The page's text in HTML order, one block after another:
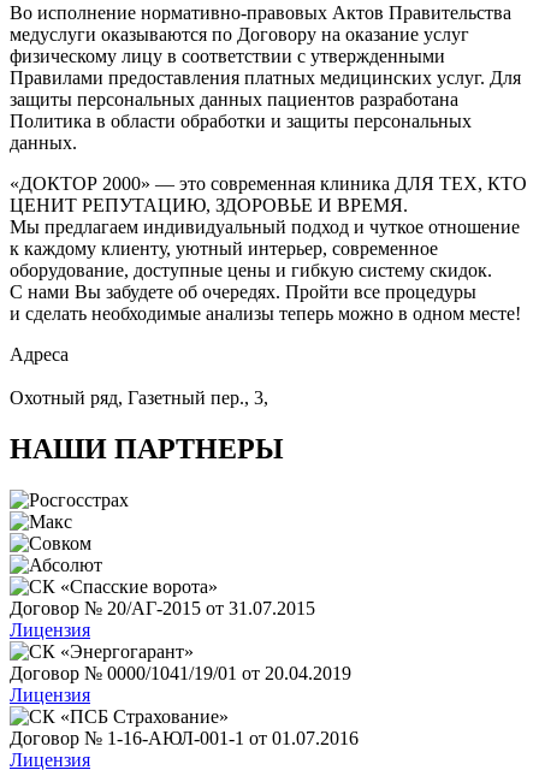
Во исполнение нормативно-правовых Актов Правительства
медуслуги оказываются по Договору на оказание услуг
физическому лицу в соответствии с утвержденными
Правилами предоставления платных медицинских услуг. Для
защиты персональных данных пациентов разработана
Политика в области обработки и защиты персональных
данных.
«ДОКТОР 2000» — это современная клиника ДЛЯ ТЕХ, КТО
ЦЕНИТ РЕПУТАЦИЮ, ЗДОРОВЬЕ И ВРЕМЯ.
Мы предлагаем индивидуальный подход и чуткое отношение
к каждому клиенту, уютный интерьер, современное
оборудование, доступные цены и гибкую систему скидок.
С нами Вы забудете об очередях. Пройти все процедуры
и сделать необходимые анализы теперь можно в одном месте!
Адреса
Охотный ряд, Газетный пер., 3,
НАШИ ПАРТНЕРЫ
Договор № 20/АГ-2015 от 31.07.2015
Лицензия
Договор № 0000/1041/19/01 от 20.04.2019
Лицензия
Договор № 1-16-АЮЛ-001-1 от 01.07.2016
Лицензия